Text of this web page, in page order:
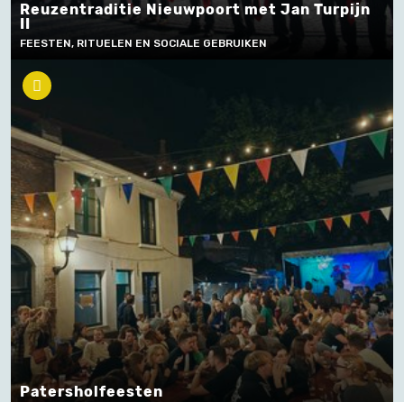
Reuzentraditie Nieuwpoort met Jan Turpijn
II
FEESTEN, RITUELEN EN SOCIALE GEBRUIKEN
Patersholfeesten